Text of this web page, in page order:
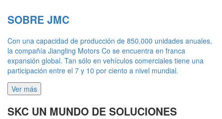
SOBRE JMC
Con una capacidad de producción de 850.000 unidades anuales,
la compañía Jiangling Motors Co se encuentra en franca
expansión global. Tan sólo en vehículos comerciales tiene una
participación entre el 7 y 10 por ciento a nivel mundial.
Ver más
SKC UN MUNDO DE SOLUCIONES